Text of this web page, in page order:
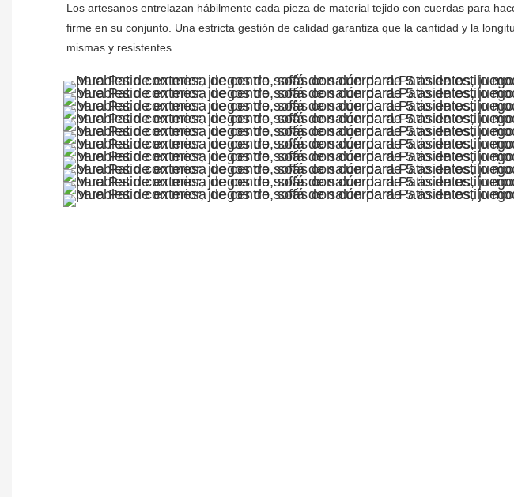
Los artesanos entrelazan hábilmente cada pieza de material tejido con cuerdas para
firme en su conjunto. Una estricta gestión de calidad garantiza que la cantidad y la